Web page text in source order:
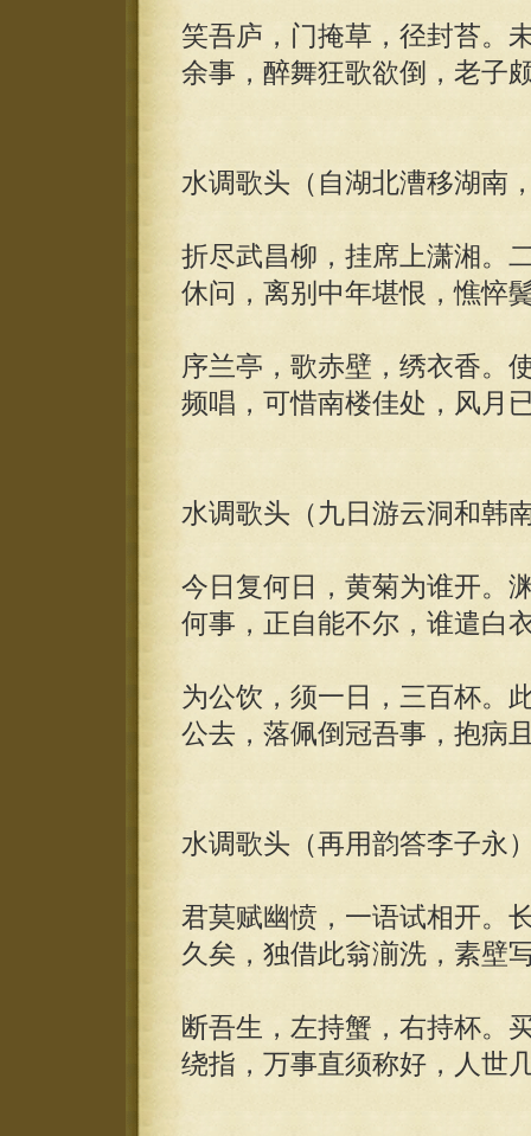
笑吾庐，门掩草，径封苔。
余事，醉舞狂歌欲倒，老子
水调歌头（自湖北漕移湖南
折尽武昌柳，挂席上潇湘。
休问，离别中年堪恨，憔悴
序兰亭，歌赤壁，绣衣香。
频唱，可惜南楼佳处，风月
水调歌头（九日游云洞和韩
今日复何日，黄菊为谁开。
何事，正自能不尔，谁遣白
为公饮，须一日，三百杯。
公去，落佩倒冠吾事，抱病
水调歌头（再用韵答李子永
君莫赋幽愤，一语试相开。
久矣，独借此翁湔洗，素壁
断吾生，左持蟹，右持杯。
绕指，万事直须称好，人世